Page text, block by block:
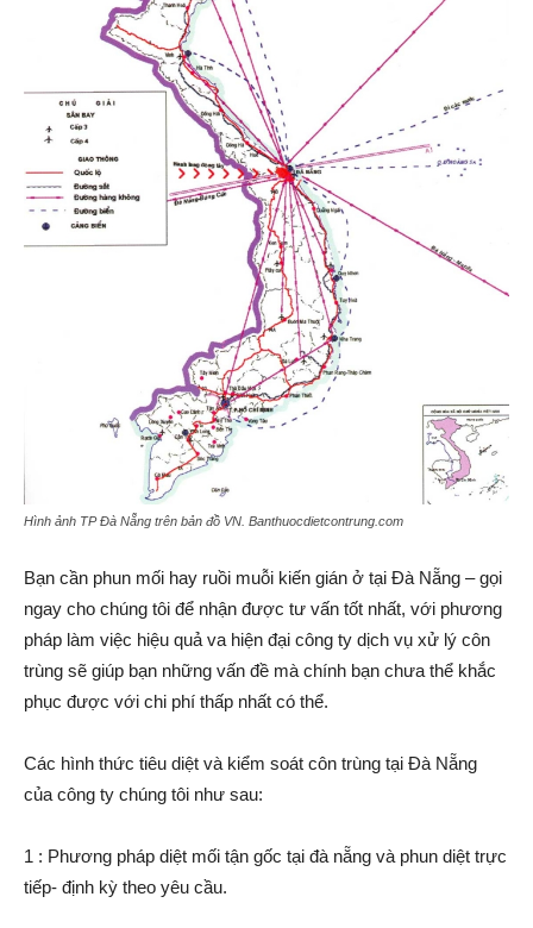
Hình ảnh TP Đà Nẵng trên bản đồ VN. Banthuocdietcontrung.com
Bạn cần phun mối hay ruồi muỗi kiến gián ở tại Đà Nẵng – gọi
ngay cho chúng tôi để nhận được tư vấn tốt nhất, với phương
pháp làm việc hiệu quả va hiện đại công ty dịch vụ xử lý côn
trùng sẽ giúp bạn những vấn đề mà chính bạn chưa thể khắc
phục được với chi phí thấp nhất có thể.
Các hình thức tiêu diệt và kiểm soát côn trùng tại Đà Nẵng
của công ty chúng tôi như sau:
1 : Phương pháp diệt mối tận gốc tại đà nẵng và phun diệt trực
tiếp- định kỳ theo yêu cầu.